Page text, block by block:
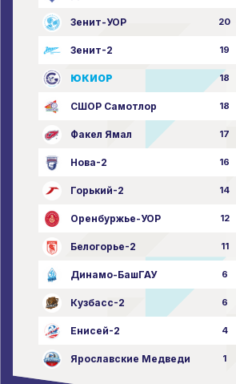
Зенит-УОР 20
Зенит-2 19
ЮКИОР 18
СШОР Самотлор 18
Факел Ямал 17
Нова-2 16
Горький-2 14
Оренбуржье-УОР 12
Белогорье-2 11
Динамо-БашГАУ 6
Кузбасс-2 6
Енисей-2 4
Ярославские Медведи 1